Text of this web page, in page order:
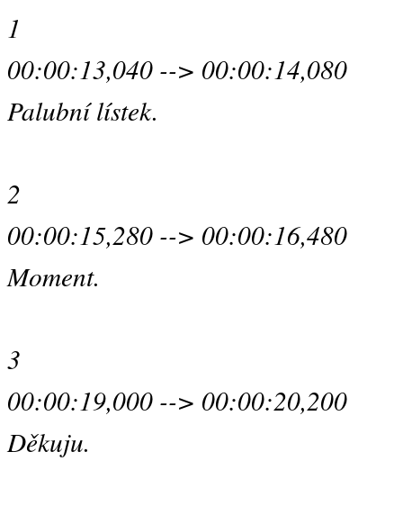
1
00:00:13,040 --> 00:00:14,080
Palubní lístek.
2
00:00:15,280 --> 00:00:16,480
Moment.
3
00:00:19,000 --> 00:00:20,200
Děkuju.